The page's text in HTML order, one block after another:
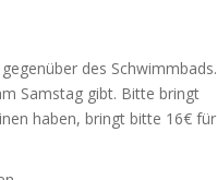
des Schwimmbads.
Samstag gibt. Bitte bringt
haben, bringt bitte 16€ für